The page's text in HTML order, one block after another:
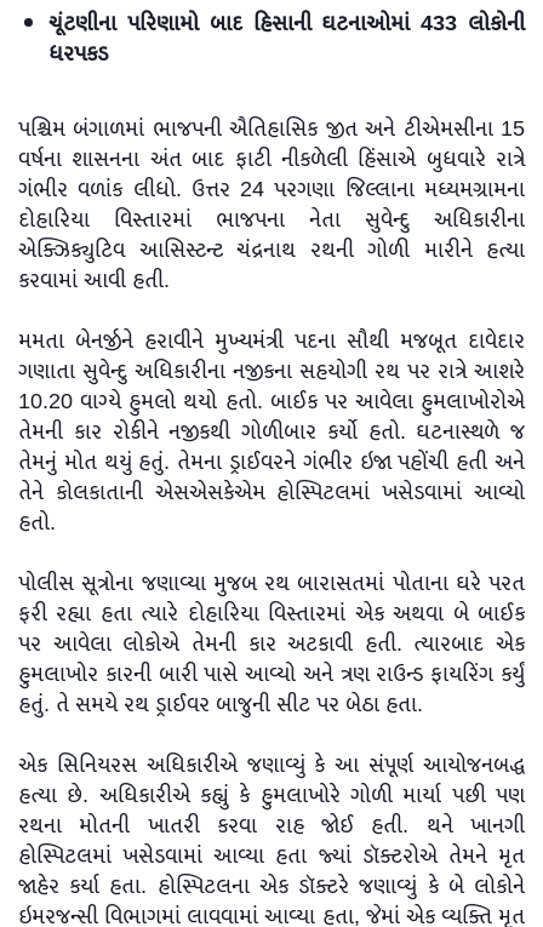
ચૂંટણીના પરિણામો બાદ હિસાની ઘટનાઓમાં 433 લોકોની
ધરપકડ
પશ્ચિમ બંગાળમાં ભાજપની ઐતિહાસિક જીત અને ટીએમસીના 15
વર્ષના શાસનના અંત બાદ ફાટી નીકળેલી હિંસાએ બુધવારે રાત્રે
ગંભીર વળાંક લીધો. ઉત્તર 24 પરગણા જિલ્લાના મધ્યમગ્રામના
દોહારિયા વિસ્તારમાં ભાજપના નેતા સુવેન્દુ અધિકારીના
એક્ઝિક્યુટિવ આસિસ્ટન્ટ ચંદ્રનાથ રથની ગોળી મારીને હત્યા
કરવામાં આવી હતી.
મમતા બેનર્જીને હરાવીને મુખ્યમંત્રી પદના સૌથી મજબૂત દાવેદાર
ગણાતા સુવેન્દુ અધિકારીના નજીકના સહયોગી રથ પર રાત્રે આશરે
10.20 વાગ્યે હુમલો થયો હતો. બાઈક પર આવેલા હુમલાખોરોએ
તેમની કાર રોકીને નજીકથી ગોળીબાર કર્યો હતો. ઘટનાસ્થળે જ
તેમનું મોત થયું હતું. તેમના ડ્રાઈવરને ગંભીર ઇજા પહોંચી હતી અને
તેને કોલકાતાની એસએસકેએમ હોસ્પિટલમાં ખસેડવામાં આવ્યો
હતો.
પોલીસ સૂત્રોના જણાવ્યા મુજબ રથ બારાસતમાં પોતાના ઘરે પરત
ફરી રહ્યા હતા ત્યારે દોહારિયા વિસ્તારમાં એક અથવા બે બાઈક
પર આવેલા લોકોએ તેમની કાર અટકાવી હતી. ત્યારબાદ એક
હુમલાખોર કારની બારી પાસે આવ્યો અને ત્રણ રાઉન્ડ ફાયરિંગ કર્યું
હતું. તે સમયે રથ ડ્રાઈવર બાજુની સીટ પર બેઠા હતા.
એક સિનિયરસ અધિકારીએ જણાવ્યું કે આ સંપૂર્ણ આયોજનબદ્ધ
હત્યા છે. અધિકારીએ કહ્યું કે હુમલાખોરે ગોળી માર્યા પછી પણ
રથના મોતની ખાતરી કરવા રાહ જોઈ હતી. થને ખાનગી
હોસ્પિટલમાં ખસેડવામાં આવ્યા હતા જ્યાં ડૉક્ટરોએ તેમને મૃત
જાહેર કર્યા હતા. હોસ્પિટલના એક ડૉક્ટરે જણાવ્યું કે બે લોકોને
ઇમરજન્સી વિભાગમાં લાવવામાં આવ્યા હતા, જેમાં એક વ્યક્તિ મૃત